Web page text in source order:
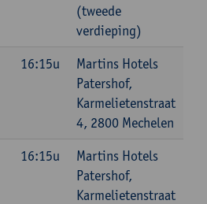
(tweede
verdieping)
16:15u
Martins Hotels
Patershof,
Karmelietenstraat
4, 2800 Mechelen
16:15u
Martins Hotels
Patershof,
Karmelietenstraat